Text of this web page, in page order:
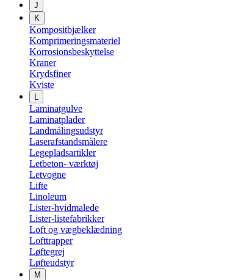
J
K
Kompositbjælker
Komprimeringsmateriel
Korrosionsbeskyttelse
Kraner
Krydsfiner
Kviste
L
Laminatgulve
Laminatplader
Landmålingsudstyr
Laserafstandsmålere
Legepladsartikler
Letbeton- værktøj
Letvogne
Lifte
Linoleum
Lister-hvidmalede
Lister-listefabrikker
Loft og vægbeklædning
Lofttrapper
Løftegrej
Løfteudstyr
M